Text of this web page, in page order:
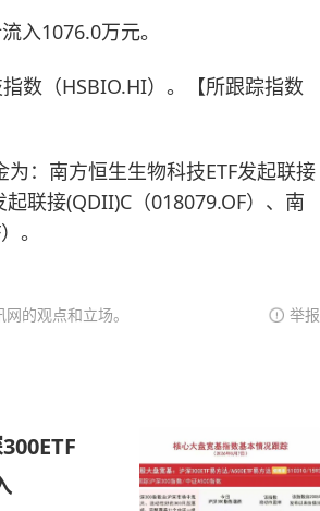
入1076.0万元。
数（HSBIO.HI）。【所跟踪指数
：南方恒生生物科技ETF发起联接
联接(QDII)C（018079.OF）、南
。
的观点和立场。 举报